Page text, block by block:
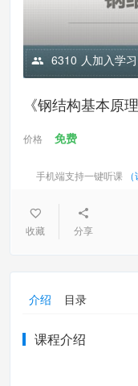
6310 人加入学习
《钢结构基本原理
价格 免费
手机端支持一键听课
收藏 分享
介绍 目录
课程介绍